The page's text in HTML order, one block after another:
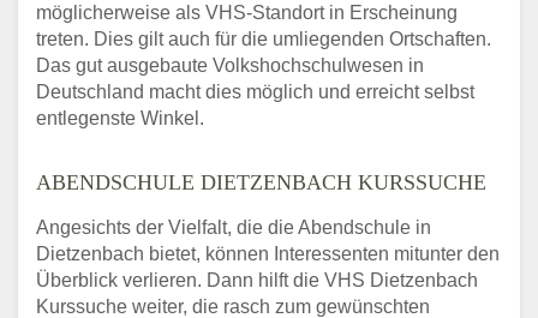
möglicherweise als VHS-Standort in Erscheinung
treten. Dies gilt auch für die umliegenden Ortschaften.
Das gut ausgebaute Volkshochschulwesen in
Deutschland macht dies möglich und erreicht selbst
entlegenste Winkel.
ABENDSCHULE DIETZENBACH KURSSUCHE
Angesichts der Vielfalt, die die Abendschule in
Dietzenbach bietet, können Interessenten mitunter den
Überblick verlieren. Dann hilft die VHS Dietzenbach
Kurssuche weiter, die rasch zum gewünschten